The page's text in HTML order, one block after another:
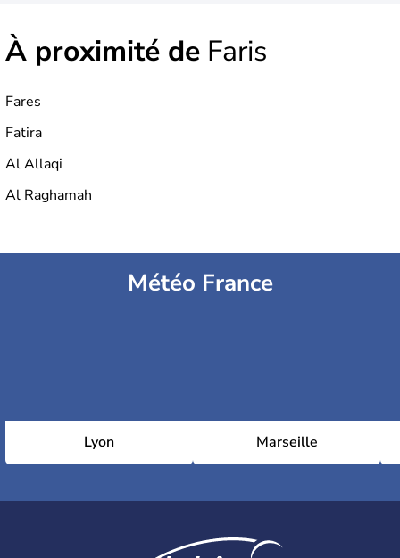
À proximité de Faris
Fares
Fatira
Al Allaqi
Al Raghamah
Météo France
Lyon Marseille